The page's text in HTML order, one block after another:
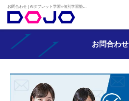
お問合わせ